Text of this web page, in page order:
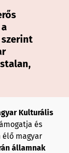
szerint
Kulturális
és
magyar
államnak